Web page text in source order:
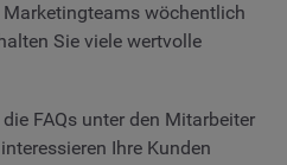
wöchentlich
Sie viele wertvolle
FAQs unter den Mitarbeiter
Ihre Kunden